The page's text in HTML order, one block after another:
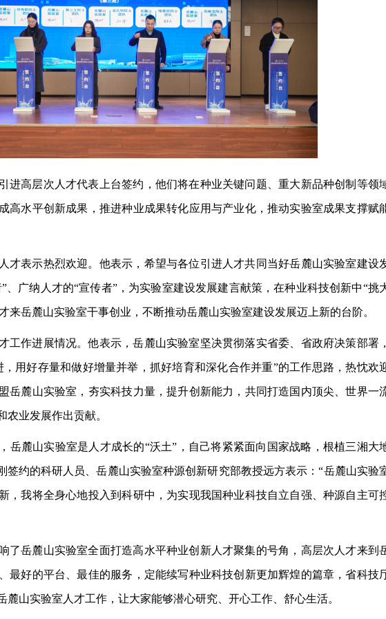
进高层次人才代表上台签约，他们将在种业关键问题、重大新品种创制等领
高水平创新成果，推进种业成果转化应用与产业化，推动实验室成果支撑赋
才表示热烈欢迎。他表示，希望与各位引进人才共同当好岳麓山实验室建设
、广纳人才的“宣传者”，为实验室建设发展建言献策，在种业科技创新中“挑
来岳麓山实验室干事创业，不断推动岳麓山实验室建设发展迈上新的台阶。
工作进展情况。他表示，岳麓山实验室坚决贯彻落实省委、省政府决策部署，
用好存量和做好增量并举，抓好培育和深化合作并重”的工作思路，热忱欢
岳麓山实验室，夯实科技力量，提升创新能力，共同打造国内顶尖、世界一
农业发展作出贡献。
岳麓山实验室是人才成长的“沃土”，自己将紧紧面向国家战略，根植三湘大
签约的科研人员、岳麓山实验室种源创新研究部教授远方表示：“岳麓山实验
，我将全身心地投入到科研中，为实现我国种业科技自立自强、种源自主可
了岳麓山实验室全面打造高水平种业创新人才聚集的号角，高层次人才来到
最好的平台、最佳的服务，定能续写种业科技创新更加辉煌的篇章，省科技
麓山实验室人才工作，让大家能够潜心研究、开心工作、舒心生活。